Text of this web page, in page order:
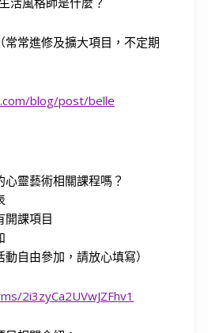
常常進修及擴大項目，不定期
blog/post/belle
靈藝術相關課程嗎？
開課項目
動自由參加，請放心填寫）
2i3zyCa2UVwJZFhv1